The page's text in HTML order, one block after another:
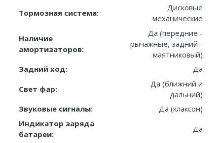
Тормозная система:
Дисковые
механические
Наличие
амортизаторов:
Да (передние -
рычажные, задний -
маятниковый)
Задний ход:
Да
Свет фар:
Да (ближний и
дальний)
Звуковые сигналы:
Да (клаксон)
Индикатор заряда
батареи:
Да